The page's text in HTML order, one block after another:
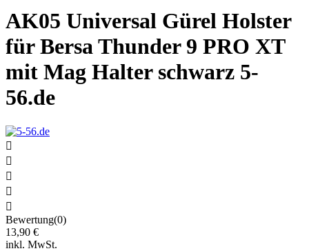
AK05 Universal Gürel Holster
für Bersa Thunder 9 PRO XT
mit Mag Halter schwarz 5-
56.de





Bewertung(0)
13,90 €
inkl. MwSt.